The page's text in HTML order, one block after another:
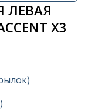
ЛЕВАЯ
X3